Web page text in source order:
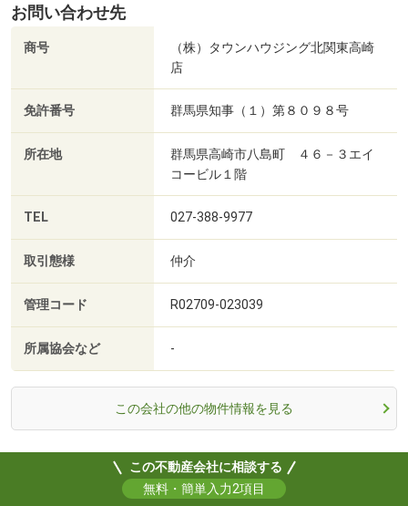
お問い合わせ先
商号
（株）タウンハウジング北関東高崎
店
免許番号 群馬県知事（１）第８０９８号
所在地
群馬県高崎市八島町 ４６－３エイ
コービル１階
TEL 027-388-9977
取引態様 仲介
管理コード R02709-023039
所属協会など -
この会社の他の物件情報を見る
この不動産会社に相談する
無料・簡単入力2項目